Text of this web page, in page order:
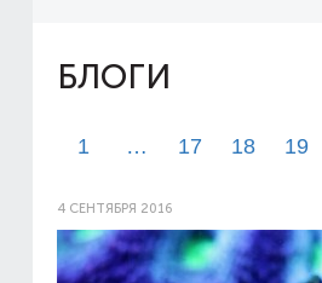
БЛОГИ
1 … 17 18 19
4 СЕНТЯБРЯ 2016